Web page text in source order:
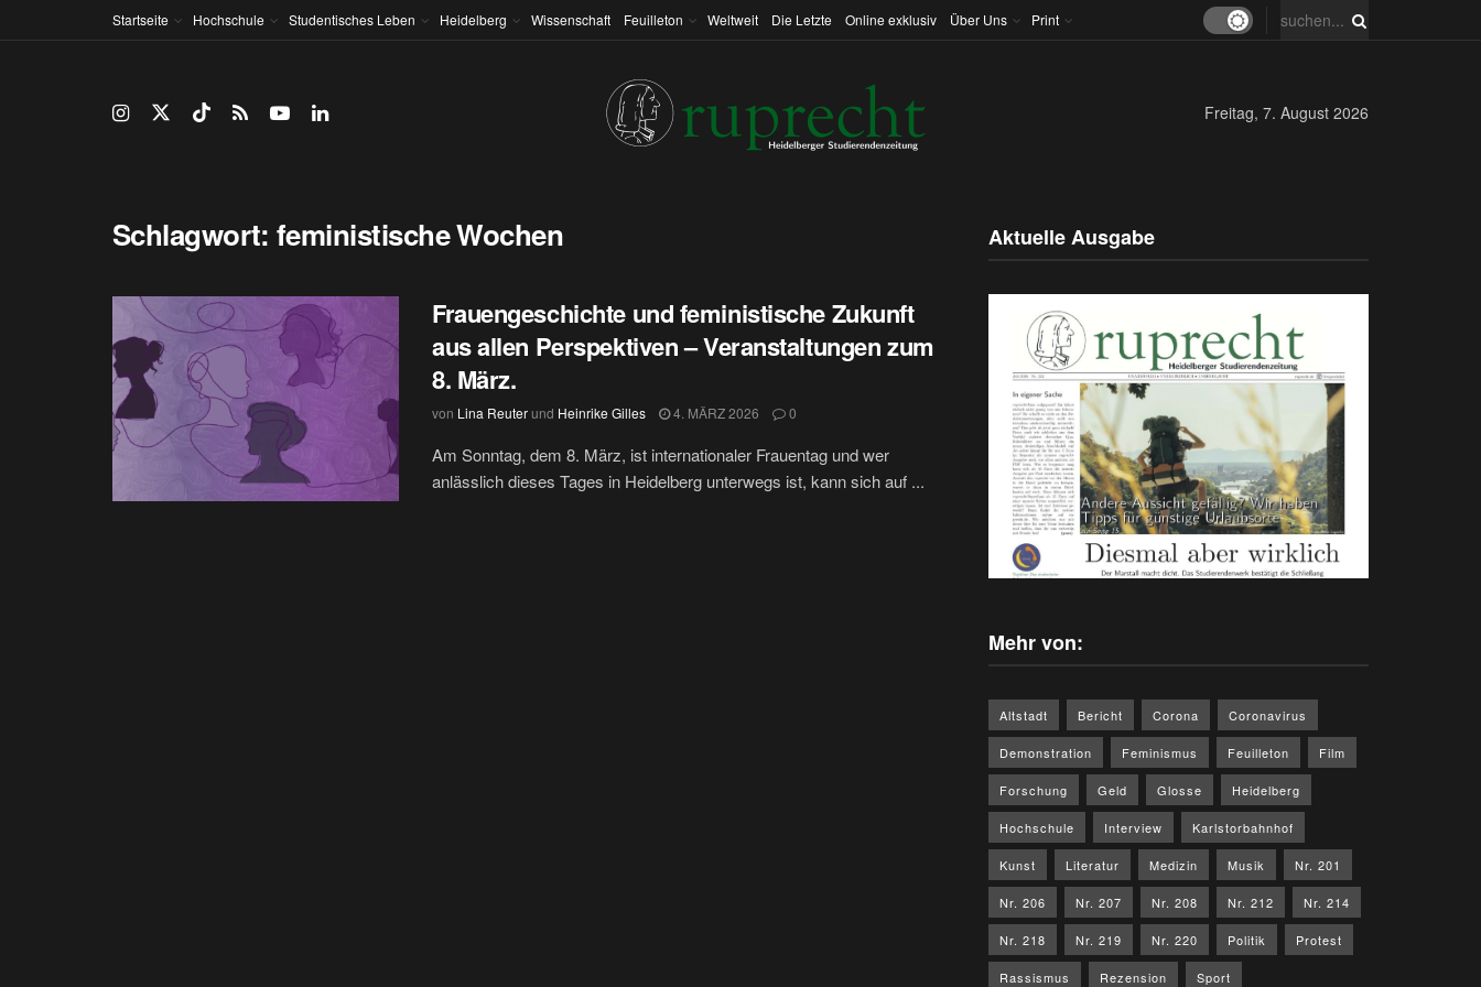
Startseite Hochschule Studentisches Leben Heidelberg Wissenschaft Feuilleton Weltweit Die Letzte Online exklusiv Über Uns Print
Freitag, 7. August 2026
Schlagwort: feministische Wochen
Frauengeschichte und feministische Zukunft
aus allen Perspektiven – Veranstaltungen zum
8. März.
von Lina Reuterund Heinrike Gilles 4. MÄRZ 2026 0
Am Sonntag, dem 8. März, ist internationaler Frauentag und wer
anlässlich dieses Tages in Heidelberg unterwegs ist, kann sich auf ...
Aktuelle Ausgabe
Mehr von:
Altstadt Bericht Corona Coronavirus
Demonstration Feminismus Feuilleton Film
Forschung Geld Glosse Heidelberg
Hochschule Interview Karlstorbahnhof
Kunst Literatur Medizin Musik Nr. 201
Nr. 206 Nr. 207 Nr. 208 Nr. 212 Nr. 214
Nr. 218 Nr. 219 Nr. 220 Politik Protest
Rassismus Rezension Sport